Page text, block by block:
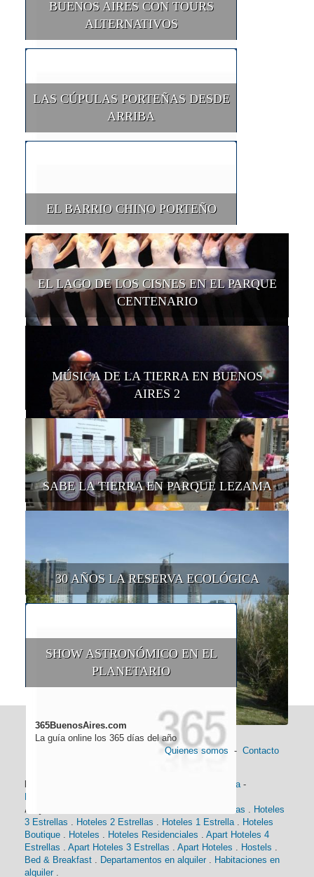
BUENOS AIRES CON TOURS
ALTERNATIVOS
LAS CÚPULAS PORTEÑAS DESDE
ARRIBA
EL BARRIO CHINO PORTEÑO
EL LAGO DE LOS CISNES EN EL PARQUE
CENTENARIO
MÚSICA DE LA TIERRA EN BUENOS
AIRES 2
SABE LA TIERRA EN PARQUE LEZAMA
30 AÑOS LA RESERVA ECOLÓGICA
SHOW ASTRONÓMICO EN EL
PLANETARIO
365BuenosAires.com
La guía online los 365 días del año
Quienes somos - Contacto
Información general: Historia -
Distancias
Alojamiento:
Hoteles 4 Estrellas
Hoteles
3 Estrellas
Hoteles 2 Estrellas Hoteles 1 Estrella
Hoteles
Boutique
Hoteles Hoteles Residenciales
Apart Hoteles 4
Estrellas
Apart Hoteles 3 Estrellas Apart Hoteles Hostels
Bed & Breakfast
Departamentos en alquiler
Habitaciones en
alquiler